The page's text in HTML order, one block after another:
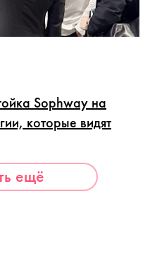
Sophway на
которые видят
ещё